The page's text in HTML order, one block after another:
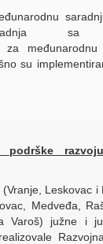
sa
za međunarodnu
su
podrške
Leskovac i
Medveđa,
Varoš) južne i